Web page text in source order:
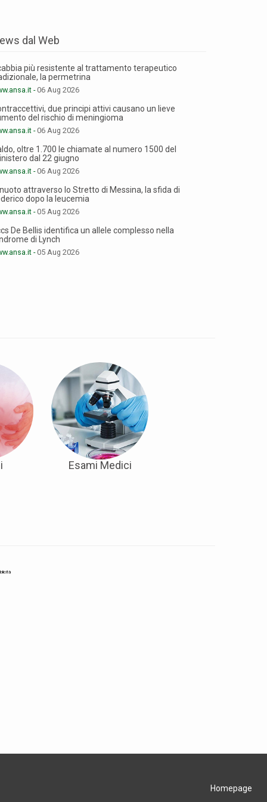
dal Web
più resistente al trattamento terapeutico
la permetrina
-06 Aug 2026
due principi attivi causano un lieve
del rischio di meningioma
-06 Aug 2026
oltre 1.700 le chiamate al numero 1500 del
dal 22 giugno
-06 Aug 2026
attraverso lo Stretto di Messina, la sfida di
dopo la leucemia
-05 Aug 2026
De Bellis identifica un allele complesso nella
di Lynch
-05 Aug 2026
Esami Medici
Homepage